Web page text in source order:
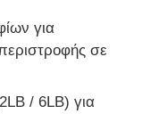
για
σε
/ 6LB) για